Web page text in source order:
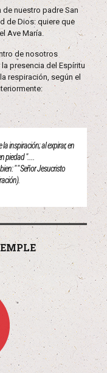
nuestro padre San
de Dios: quiere que
Ave María.
de nosotros
presencia del Espíritu
respiración, según el
inspiración; al expirar, en
"....
" " Señor Jesucristo